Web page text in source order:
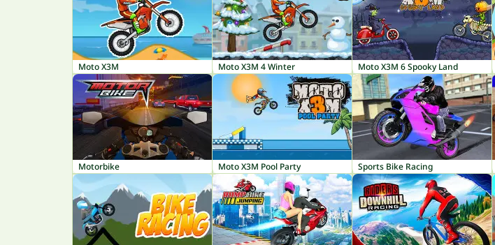
Moto X3M Moto X3M 4 Winter Moto X3M 6 Spooky Land
Motorbike Moto X3M Pool Party Sports Bike Racing